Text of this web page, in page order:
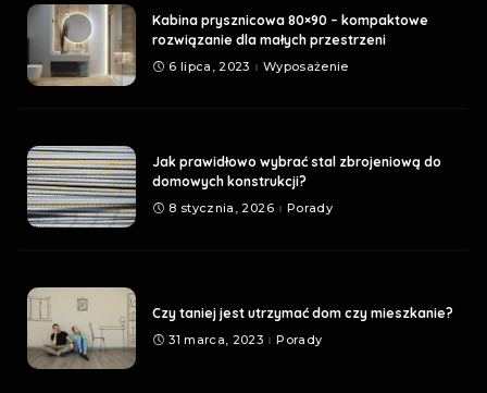
Kabina prysznicowa 80×90 – kompaktowe
rozwiązanie dla małych przestrzeni
6 lipca, 2023 Wyposażenie
Jak prawidłowo wybrać stal zbrojeniową do
domowych konstrukcji?
8 stycznia, 2026 Porady
Czy taniej jest utrzymać dom czy mieszkanie?
31 marca, 2023 Porady